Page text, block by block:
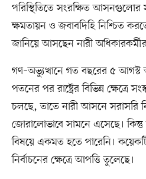
পরিস্থিতিতে সংরক্ষিত আসনগুলোর
ক্ষমতায়ন ও জবাবদিহি নিশ্চিত
জানিয়ে আসছেন নারী
গণ–অভ্যুত্থানে গত বছরের ৫
পতনের পর রাষ্ট্রের বিভিন্ন ক্ষেত্রে
চলছে, তাতে নারী আসনে সরাসরি
জোরালোভাবে সামনে এসেছে।
বিষয়ে একমত হতে পারেনি।
নির্বাচনের ক্ষেত্রে আপত্তি তুলেছে।